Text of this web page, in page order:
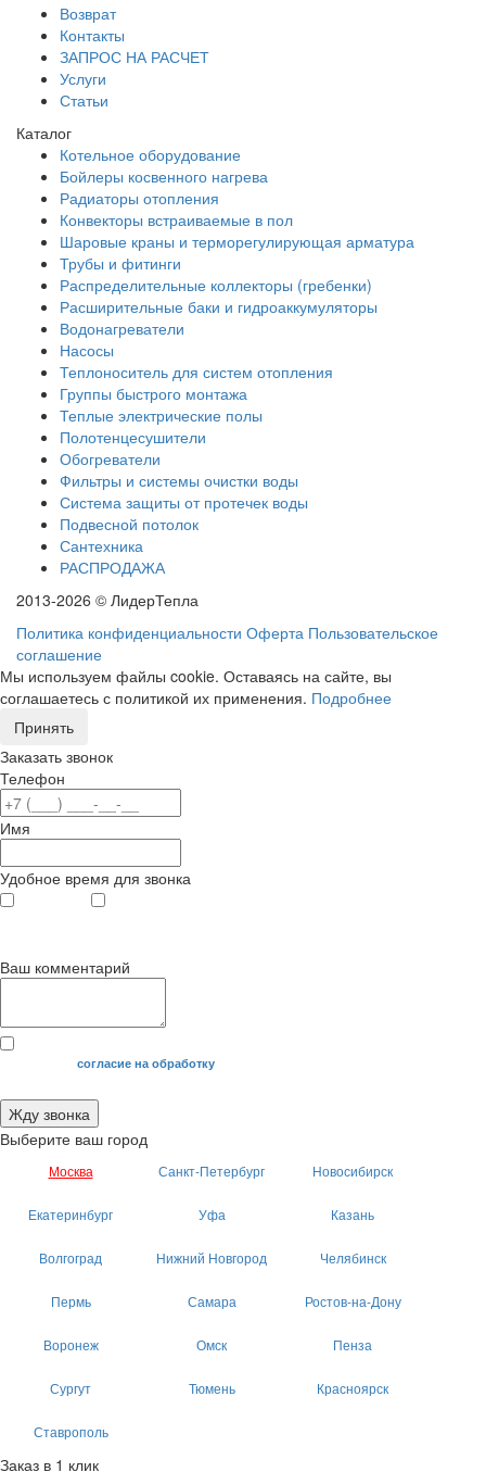
Возврат
Контакты
ЗАПРОС НА РАСЧЕТ
Услуги
Статьи
Каталог
Котельное оборудование
Бойлеры косвенного нагрева
Радиаторы отопления
Конвекторы встраиваемые в пол
Шаровые краны и терморегулирующая арматура
Трубы и фитинги
Распределительные коллекторы (гребенки)
Расширительные баки и гидроаккумуляторы
Водонагреватели
Насосы
Теплоноситель для систем отопления
Группы быстрого монтажа
Теплые электрические полы
Полотенцесушители
Обогреватели
Фильтры и системы очистки воды
Система защиты от протечек воды
Подвесной потолок
Сантехника
РАСПРОДАЖА
2013-2026 © ЛидерТепла
Политика конфиденциальности Оферта Пользовательское
соглашение
Мы используем файлы cookie. Оставаясь на сайте, вы
соглашаетесь с политикой их применения. Подробнее
Принять
Заказать звонок
Телефон
Имя
Удобное время для звонка
Ваш комментарий
Я даю своесогласие на обработку
Жду звонка
Выберите ваш город
Москва Санкт-Петербург Новосибирск
Екатеринбург Уфа Казань
Волгоград Нижний Новгород Челябинск
Пермь Самара Ростов-на-Дону
Воронеж Омск Пенза
Сургут Тюмень Красноярск
Ставрополь
Заказ в 1 клик